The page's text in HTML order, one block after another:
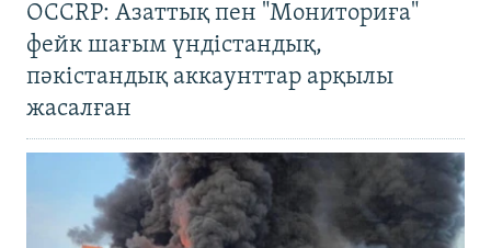
OCCRP: Азаттық пен "Мониториға"
фейк шағым үндістандық,
пәкістандық аккаунттар арқылы
жасалған